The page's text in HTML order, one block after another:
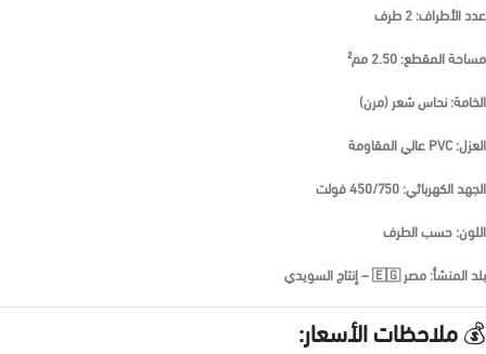
عدد الأطراف: 2 طرف
مساحة المقطع: 2.50 مم²
الخامة: نحاس شعر (مرن)
العزل: PVC عالي المقاومة
الجهد الكهربائي: 450/750 فولت
اللون: حسب الطرف
بلد المنشأ: مصر 🇪🇬 – إنتاج السويدي
💰ملاحظات الأسعار: